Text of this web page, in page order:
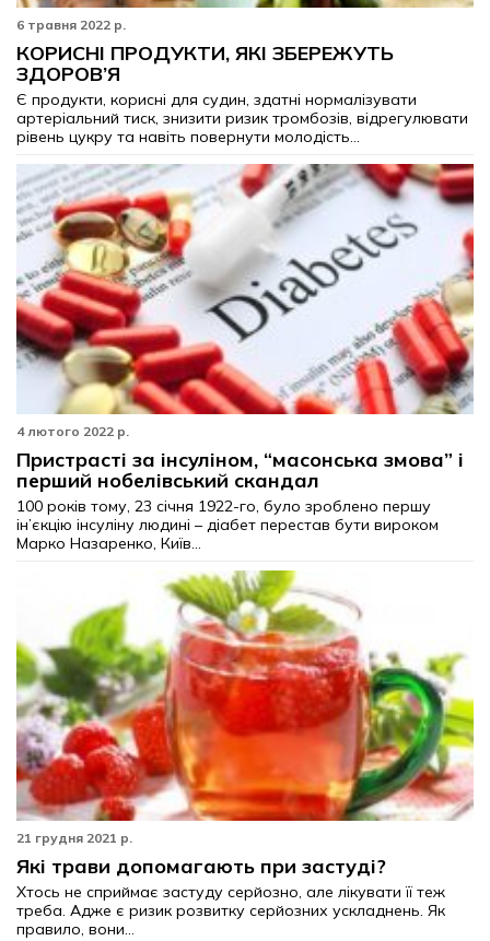
6 травня 2022 р.
КОРИСНІ ПРОДУКТИ, ЯКІ ЗБЕРЕЖУТЬ
ЗДОРОВ’Я
Є продукти, корисні для судин, здатні нормалізувати
артеріальний тиск, знизити ризик тромбозів, відрегулювати
рівень цукру та навіть повернути молодість...
4 лютого 2022 р.
Пристрасті за інсуліном, “масонська змова” і
перший нобелівський скандал
100 років тому, 23 січня 1922-го, було зроблено першу
ін’єкцію інсуліну людині – діабет перестав бути вироком
Марко Назаренко, Київ...
21 грудня 2021 р.
Які трави допомагають при застуді?
Хтось не сприймає застуду серйозно, але лікувати її теж
треба. Адже є ризик розвитку серйозних ускладнень. Як
правило, вони...